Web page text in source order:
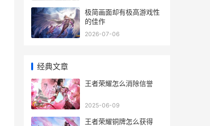
极简画面却有极高游戏性
的佳作
2026-07-06
经典文章
王者荣耀怎么消除信誉
2025-06-09
王者荣耀铜牌怎么获得